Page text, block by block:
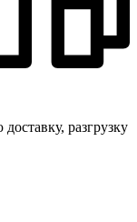
разгрузку